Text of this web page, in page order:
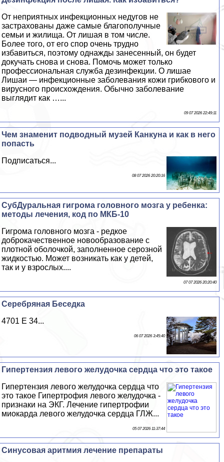
От неприятных инфекционных недугов не
застрахованы даже самые благополучные
семьи и жилища. От лишая в том числе.
Более того, от его спор очень трудно
избавиться, поэтому однажды занесенный, он будет
докучать снова и снова. Помочь может только
профессиональная служба дезинфекции. О лишае
Лишаи — инфекционные заболевания кожи грибкового и
вирусного происхождения. Обычно заболевание
выглядит как …...
09 07 2026 22:49:11
Чем знаменит подводный музей Канкуна и как в него
попасть
Подписаться...
08 07 2026 20:20:16
СубДypaльная гигрома головного мозга у ребенка:
методы лечения, код по МКБ-10
Гигрома головного мозга - редкое
доброкачественное новообразование с
плотной оболочкой, заполненное серозной
жидкостью. Может возникать как у детей,
так и у взрослых....
07 07 2026 20:20:40
Серебряная Беседка
4701 E 34...
06 07 2026 3:45:40
Гипертензия левого желудочка сердца что это такое
Гипертензия левого желудочка сердца что
это такое Гипертрофия левого желудочка -
признаки на ЭКГ. Лечение гипертрофии
миокарда левого желудочка сердца ГЛЖ...
05 07 2026 11:37:44
Синусовая аритмия лечение препараты